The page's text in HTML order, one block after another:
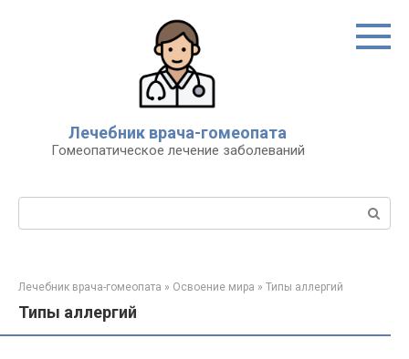
Лечебник врача-гомеопата
Гомеопатическое лечение заболеваний
Поиск:
Лечебник врача-гомеопата » Освоение мира » Типы аллергий
Типы аллергий